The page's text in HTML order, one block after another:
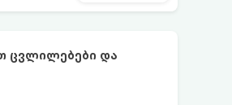
ცვლილებები და